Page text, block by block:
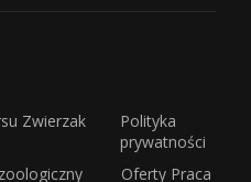
Zwierzak
Polityka
prywatności
Oferty Praca